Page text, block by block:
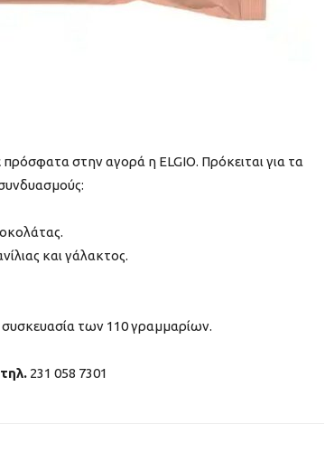
στην αγορά η ELGIO. Πρόκειται για τα
και γάλακτος.
συσκευασία των 110 γραμμαρίων.
τηλ. 231 058 7301